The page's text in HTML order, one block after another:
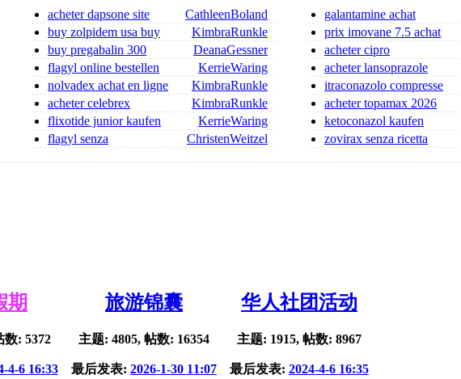
CathleenBoland
acheter dapsone site
fiable
KimbraRunkle
buy zolpidem usa buy
zolpidem
DeanaGessner
buy pregabalin 300
online pregabalin 300 mg for sa
KerrieWaring
flagyl online bestellen
flagyl bestellen
KimbraRunkle
nolvadex achat en ligne
nolvadex acheter
KimbraRunkle
acheter celebrex
KerrieWaring
flixotide junior kaufen
flixotide 50 kaufen
ChristenWeitzel
flagyl senza
galantamine achat
acheter galantamine
prix imovane 7.5 achat
imovane internet
acheter cipro
acheter lansoprazole
itraconazolo compresse
senza ricetta itraconazolo
acheter topamax 2026
ketoconazol kaufen
ketoconazol shampoo bestellen
zovirax senza ricetta
期
数: 5372
4-6 16:33
旅游锦囊
主题: 4805, 帖数: 16354
最后发表: 2026-1-30 11:07
华人社团活动
主题: 1915, 帖数: 8967
最后发表: 2024-4-6 16:35